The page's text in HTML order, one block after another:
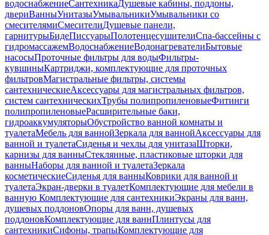
водоснабжениеСантехникаДушевые кабины, поддоны,
двериВанныУнитазыУмывальникиУмывальники со
смесителямиСмесителиДушевые панели,
гарнитурыБидеПиссуарыПолотенцесушителиСпа-бассейны с
гидромассажемВодоснабжениеВодонагревателиБытовые
насосыПроточные фильтры для водыФильтры-
кувшиныКартриджи, комплектующие для проточных
фильтровМагистральные фильтры, системы
сантехническиеАксессуары для магистральных фильтров,
систем сантехническихТрубы полипропиленовыеФитинги
полипропиленовыеРасширительные баки,
гидроаккумуляторыОбустройство ванной комнаты и
туалетаМебель для ваннойЗеркала для ваннойАксессуары для
ванной и туалетаСиденья и чехлы для унитазаШторки,
карнизы для ванныСтеклянные, пластиковые шторки для
ванныНаборы для ванной и туалетаЗеркала
косметическиеСиденья для ванныКоврики для ванной и
туалетаЭкран-дверки в туалетКомплектующие для мебели в
ванную Комплектующие для сантехникиЭкраны для ванн,
душевых поддоновОпоры для ванн, душевых
поддоновКомплектующие для ваннПлинтусы для
сантехникиСифоны, трапыКомплектующие для